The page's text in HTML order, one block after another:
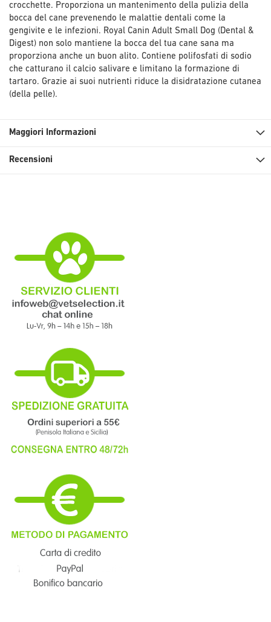
crocchette. Proporziona un mantenimento della pulizia della
bocca del cane prevenendo le malattie dentali come la
gengivite e le infezioni. Royal Canin Adult Small Dog (Dental &
Digest) non solo mantiene la bocca del tua cane sana ma
proporziona anche un buon alito. Contiene polifosfati di sodio
che catturano il calcio salivare e limitano la formazione di
tartaro. Grazie ai suoi nutrienti riduce la disidratazione cutanea
(della pelle).
Maggiori Informazioni
Recensioni